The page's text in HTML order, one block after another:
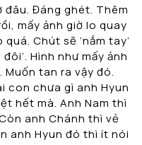
đâu. Đáng ghét. Thêm
mấy ảnh giờ lo quay
Chút sẽ ‘nắm tay’
Hình như mấy ảnh
Muốn tan ra vậy đó.
con chưa gì anh Hyun
hết mà. Anh Nam thì
anh Chánh thì vẻ
anh Hyun đó thì ít nói